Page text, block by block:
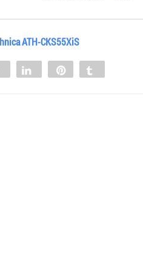
ATH-CKS55XiS
Tweet Share